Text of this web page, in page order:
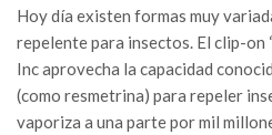
Hoy día existen formas muy
repelente para insectos. El clip-on
Inc aprovecha la capacidad
(como resmetrina) para repeler
vaporiza a una parte por mil